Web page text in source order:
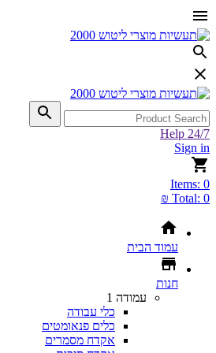
Help 24/7
Sign in
Items: 0
Total: 0 ₪
עמוד הבית
חנות
עמודה 1
כלי עבודה
כלים פנאומטים
אקדח מסמרים